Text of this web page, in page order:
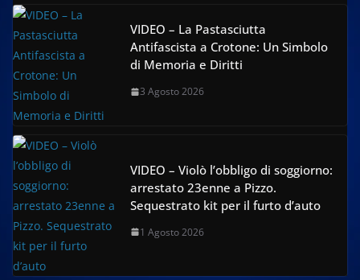
VIDEO – La Pastasciutta
Antifascista a Crotone: Un Simbolo
di Memoria e Diritti
3 Agosto 2026
VIDEO – Violò l’obbligo di soggiorno:
arrestato 23enne a Pizzo.
Sequestrato kit per il furto d’auto
1 Agosto 2026